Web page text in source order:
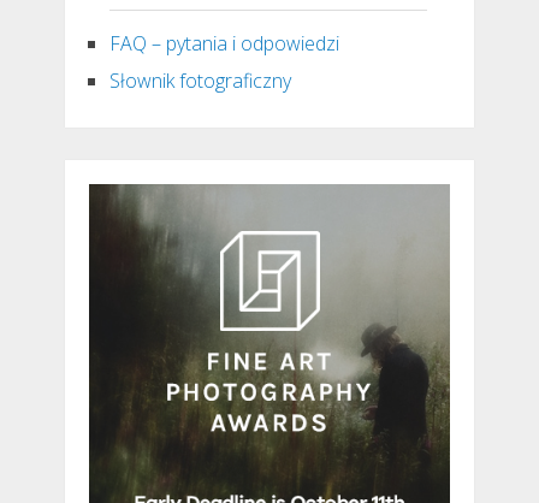
FAQ – pytania i odpowiedzi
Słownik fotograficzny